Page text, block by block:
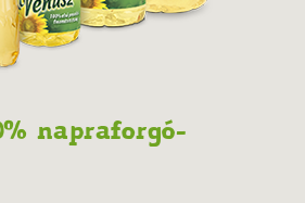
napraforgó-